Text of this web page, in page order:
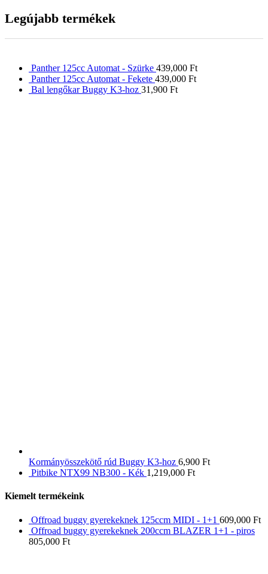
Legújabb termékek
Panther 125cc Automat - Szürke 439,000 Ft
Panther 125cc Automat - Fekete 439,000 Ft
Bal lengőkar Buggy K3-hoz 31,900 Ft
Kormányösszekötő rúd Buggy K3-hoz 6,900 Ft
Pitbike NTX99 NB300 - Kék 1,219,000 Ft
Kiemelt termékeink
Offroad buggy gyerekeknek 125ccm MIDI - 1+1 609,000 Ft
Offroad buggy gyerekeknek 200ccm BLAZER 1+1 - piros
805,000 Ft